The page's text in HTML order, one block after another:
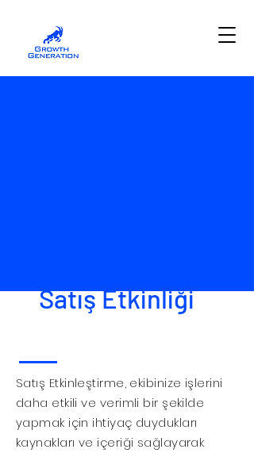
Satış Etkinliği
Satış Etkinleştirme, ekibinize işlerini
daha etkili ve verimli bir şekilde
yapmak için ihtiyaç duydukları
kaynakları ve içeriği sağlayarak